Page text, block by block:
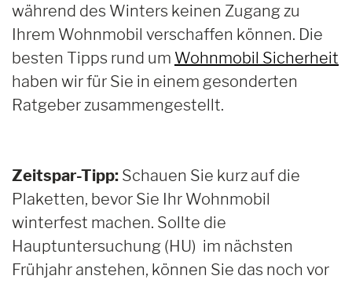
während des Winters keinen Zugang zu
Ihrem Wohnmobil verschaffen können. Die
besten Tipps rund um Wohnmobil Sicherheit
haben wir für Sie in einem gesonderten
Ratgeber zusammengestellt.
Zeitspar-Tipp: Schauen Sie kurz auf die
Plaketten, bevor Sie Ihr Wohnmobil
winterfest machen. Sollte die
Hauptuntersuchung (HU) im nächsten
Frühjahr anstehen, können Sie das noch vor